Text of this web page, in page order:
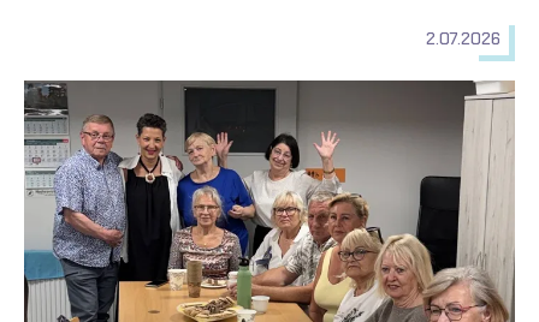
2.07.2026
Warsztaty „Rośliny użyteczne w Herbarium” dla seniorów